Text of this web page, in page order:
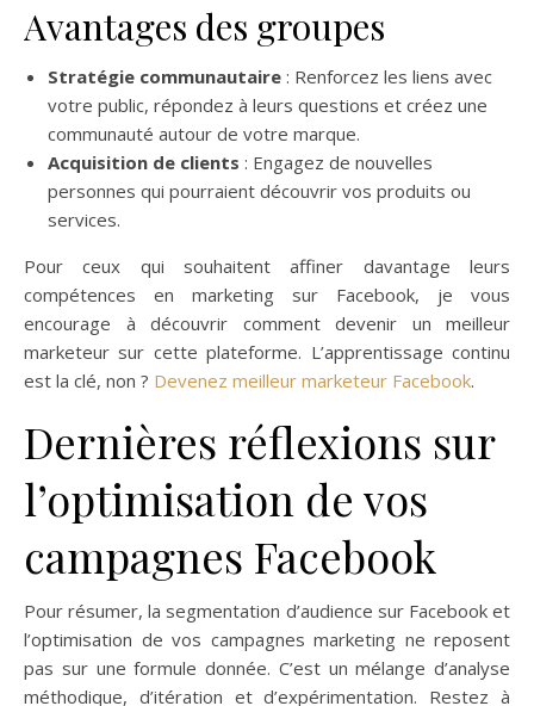
Avantages des groupes
Stratégie communautaire : Renforcez les liens avec
votre public, répondez à leurs questions et créez une
communauté autour de votre marque.
Acquisition de clients : Engagez de nouvelles
personnes qui pourraient découvrir vos produits ou
services.
Pour ceux qui souhaitent affiner davantage leurs
compétences en marketing sur Facebook, je vous
encourage à découvrir comment devenir un meilleur
marketeur sur cette plateforme. L’apprentissage continu
est la clé, non ? Devenez meilleur marketeur Facebook.
Dernières réflexions sur
l’optimisation de vos
campagnes Facebook
Pour résumer, la segmentation d’audience sur Facebook et
l’optimisation de vos campagnes marketing ne reposent
pas sur une formule donnée. C’est un mélange d’analyse
méthodique, d’itération et d’expérimentation. Restez à